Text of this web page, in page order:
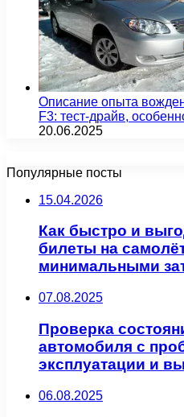
Описание опыта
F3: тест-драйв,
20.06.2025
Популярные посты
15.04.2026
Как быстро и
билеты на
минимальными
07.08.2025
Проверка
автомобиля с
эксплуатации и
06.08.2025